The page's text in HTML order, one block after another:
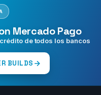
Mercado Pago
de todos los bancos
BUILDS